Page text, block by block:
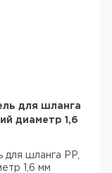
для шланга
диаметр 1,6
шланга PP,
1,6 мм